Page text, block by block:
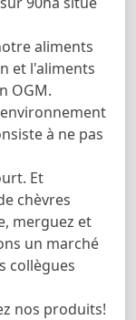
aliments
et l'aliments
OGM.
à ne pas
Et
chèvres
merguez et
un marché
collègues
nos produits!